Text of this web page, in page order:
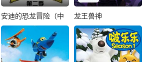
安迪的恐龙冒险（中文）
你是否想过如果能
和一只狒狒共享下
午茶或者与企鹅们
一起用肚皮滑行..
安迪的恐龙冒险（中
文）
龙王兽神
一条被全世界抛弃
的犬类御兽，竟被
男人训练成世界第
一兽神。
龙王兽神